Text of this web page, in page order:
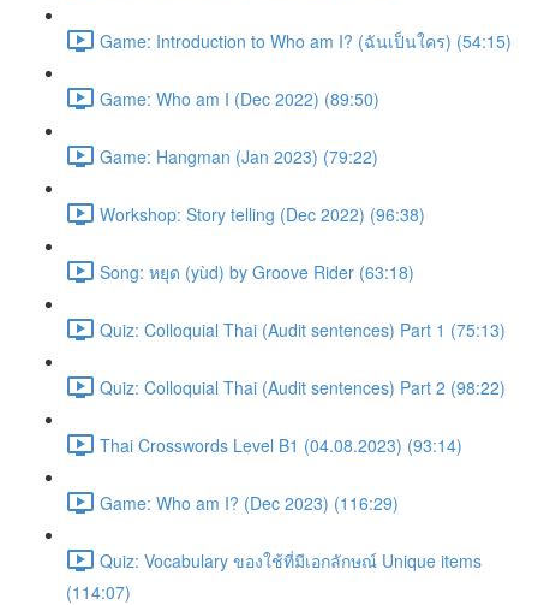
Game: Introduction to Who am I? (ฉันเป็นใคร) (54:15)
Game: Who am I (Dec 2022) (89:50)
Game: Hangman (Jan 2023) (79:22)
Workshop: Story telling (Dec 2022) (96:38)
Song: หยุด (yùd) by Groove Rider (63:18)
Quiz: Colloquial Thai (Audit sentences) Part 1 (75:13)
Quiz: Colloquial Thai (Audit sentences) Part 2 (98:22)
Thai Crosswords Level B1 (04.08.2023) (93:14)
Game: Who am I? (Dec 2023) (116:29)
Quiz: Vocabulary ของใช้ที่มีเอกลักษณ์ Unique items
(114:07)